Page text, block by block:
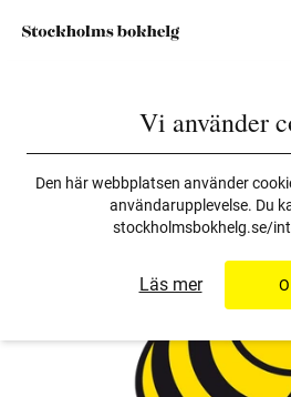
Vi använder
Den här webbplatsen använder
användarupplevelse. Du
stockholmsbokhelg.se/
Läs mer